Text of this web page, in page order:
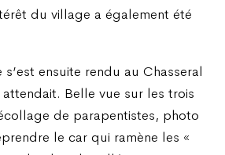
du village a également été
ensuite rendu au Chasseral
Belle vue sur les trois
de parapentistes, photo
le car qui ramène les «